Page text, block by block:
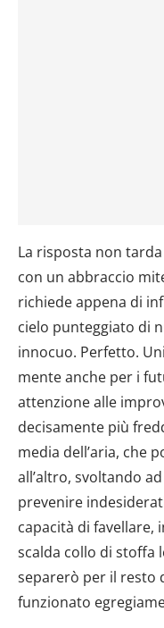
La risposta non
con un abbraccio
richiede appena di
cielo punteggiato di
innocuo. Perfetto.
mente anche per i
attenzione alle
decisamente più
media dell’aria, che
all’altro, svoltando
prevenire
capacità di favellare,
scalda collo di stoffa
separerò per il resto
funzionato